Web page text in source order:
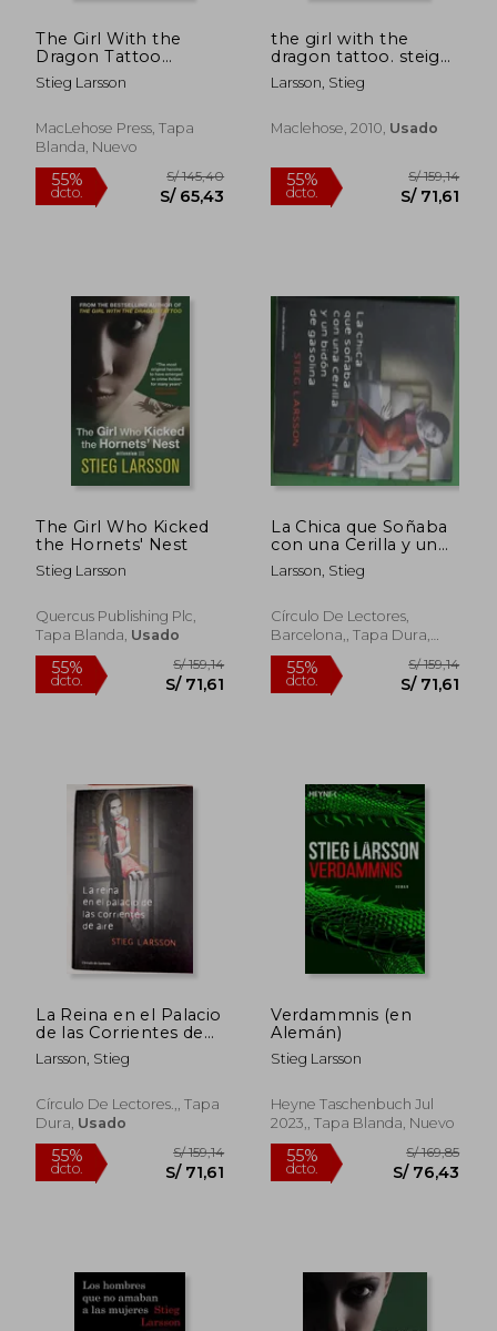
50%
dcto.
S/ 159,84
S/ 79,92
55%
dcto.
S/
S/
50% S/ 126,32 50%
The Girl With the
Dragon Tattoo
(Millennium Series)
Stieg Larsson
MacLehose Press, Tapa
Blanda, Nuevo
the girl with the
dragon tattoo. steig
larsson (en Inglés)
Larsson, Stieg
Maclehose, 2010, Usado
The Girl Who Kicked
the Hornets' Nest
Stieg Larsson
Quercus Publishing Plc,
Tapa Blanda, Usado
La Chica que Soñaba
con una Cerilla y un
Bidón de Gasolina
Larsson, Stieg
Círculo De Lectores,
Barcelona,, Tapa Dura,
Usado
La Reina en el Palacio
de las Corrientes de
Aire
Larsson, Stieg
Círculo De Lectores.,, Tapa
Dura, Usado
Verdammnis (en
Alemán)
Stieg Larsson
Heyne Taschenbuch Jul
2023,, Tapa Blanda, Nuevo